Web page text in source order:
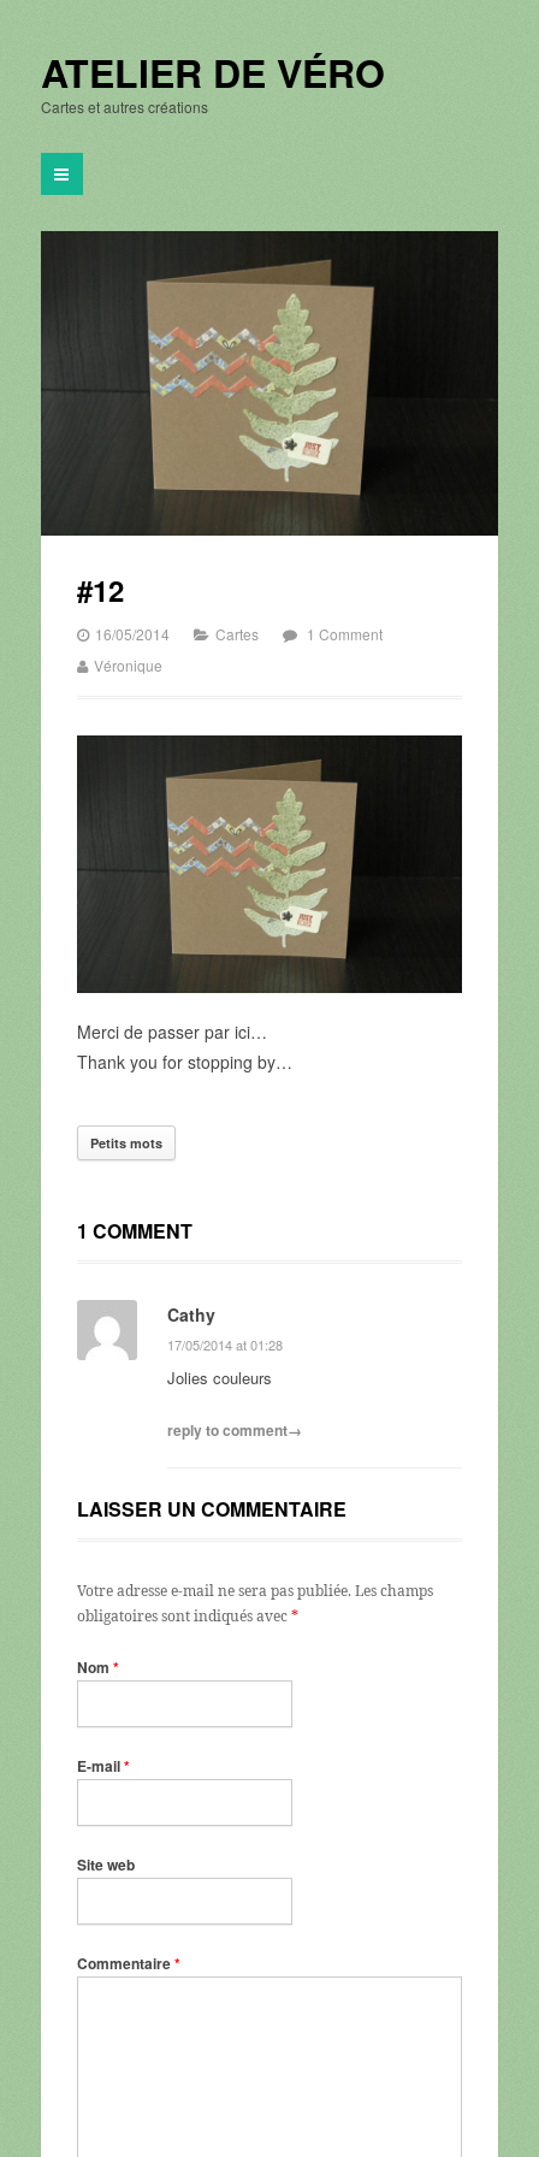
ATELIER DE VÉRO
Cartes et autres créations
#12
16/05/2014 Cartes
1 Comment
Véronique
Merci de passer par ici…
Thank you for stopping by…
Petits mots
1 COMMENT
Cathy
17/05/2014 at 01:28
Jolies couleurs
reply to comment→
LAISSER UN COMMENTAIRE
Votre adresse e-mail ne sera pas publiée. Les champs
obligatoires sont indiqués avec*
Nom *
E-mail*
Site web
Commentaire*